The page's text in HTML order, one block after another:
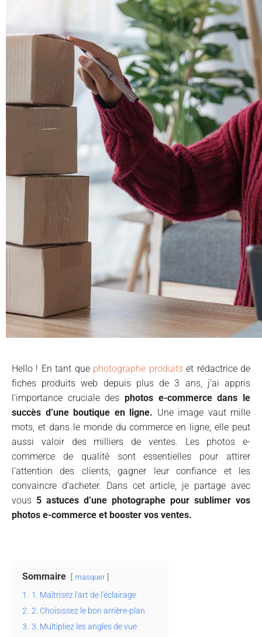
Hello ! En tant que photographe produitset rédactrice de
fiches produits web depuis plus de 3 ans, j’ai appris
l’importance cruciale des photos e-commerce dans le
succès d’une boutique en ligne. Une image vaut mille
mots, et dans le monde du commerce en ligne, elle peut
aussi valoir des milliers de ventes. Les photos e-
commerce de qualité sont essentielles pour attirer
l’attention des clients, gagner leur confiance et les
convaincre d’acheter. Dans cet article, je partage avec
vous 5 astuces d’une photographe pour sublimer vos
photos e-commerce et booster vos ventes.
Sommaire masquer
1. 1. Maîtrisez l'art de l'éclairage
2. 2. Choisissez le bon arrière-plan
3. 3. Multipliez les angles de vue